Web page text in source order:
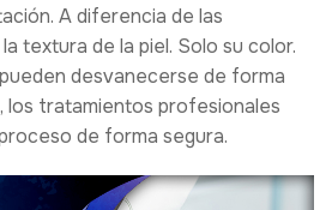
A diferencia de las
textura de la piel. Solo su color.
desvanecerse de forma
los tratamientos profesionales
de forma segura.